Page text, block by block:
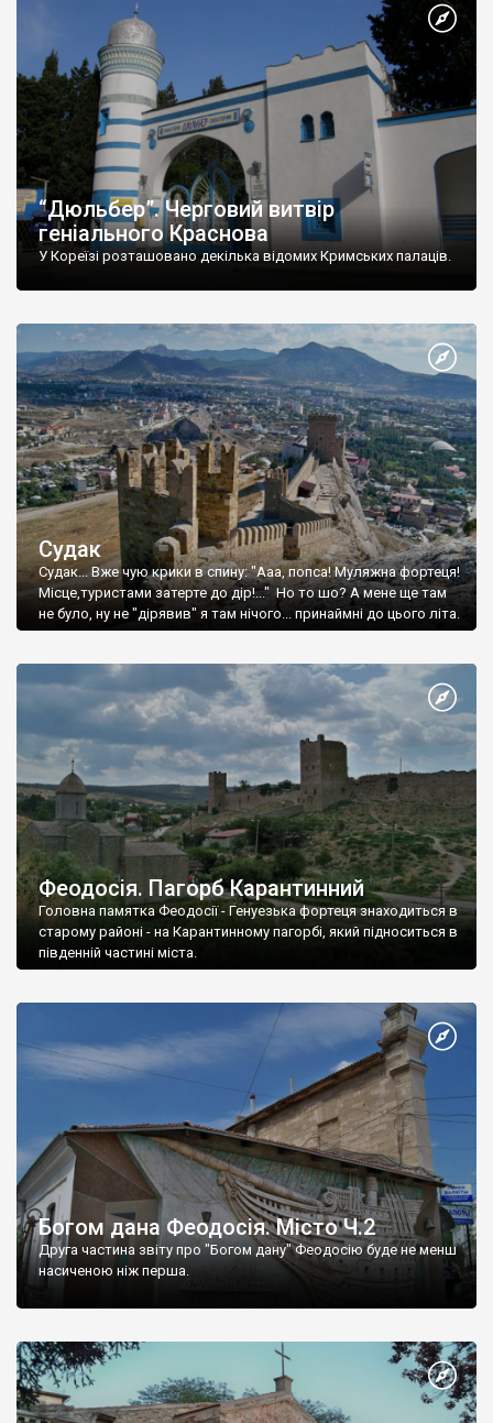
“Дюльбер”. Черговий витвір
геніального Краснова
У Кореїзі розташовано декілька відомих Кримських палаців.
Судак
Судак... Вже чую крики в спину: "Ааа, попса! Муляжна фортеця!
Місце,туристами затерте до дір!..." Но то шо? А мене ще там
не було, ну не "дірявив" я там нічого... принаймні до цього літа.
Феодосія. Пагорб Карантинний
Головна памятка Феодосії - Генуезька фортеця знаходиться в
старому районі - на Карантинному пагорбі, який підноситься в
південній частині міста.
Богом дана Феодосія. Місто Ч.2
Друга частина звіту про "Богом дану" Феодосію буде не менш
насиченою ніж перша.